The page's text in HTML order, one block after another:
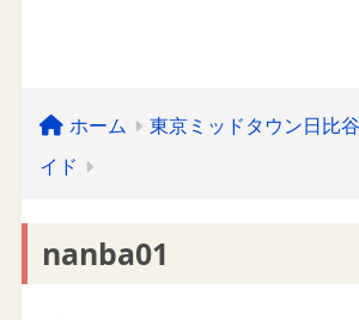
ホーム
東京ミッドタウン日比
イド
nanba01